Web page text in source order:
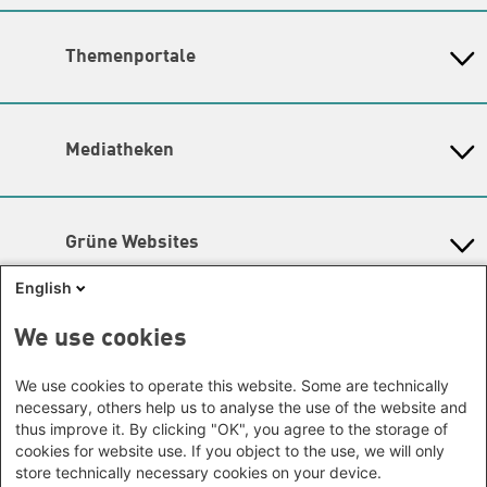
Themenschwerpunkte
Lageplan
Baden-Württemberg
Hamburg
Niedersachsen
Rheinland-Pfalz
Sachsen
Schleswig-Holstein
Thüringen
Büro Neu-Delhi - Indien
Büro Seoul - Ostasien | Globaler
Afrika
Somalia/Somaliland, Sudan,
Tansania
Büro Dakar - Senegal
Büro Kapstadt - Südafrika, Namibia,
Simbabwe
Europa
Themenportale
Gunda-Werner-Institut
Archiv Grünes Gedächtnis
Mediatheken
Grüne Websites
Bündnis 90 / Die Grünen
Die Grünen im Europäischen Parlament
Social Links
Facebook
Flickr
Instagram
English
We use cookies
We use cookies to operate this website. Some are technically
necessary, others help us to analyse the use of the website and
thus improve it. By clicking "OK", you agree to the storage of
cookies for website use. If you object to the use, we will only
store technically necessary cookies on your device.